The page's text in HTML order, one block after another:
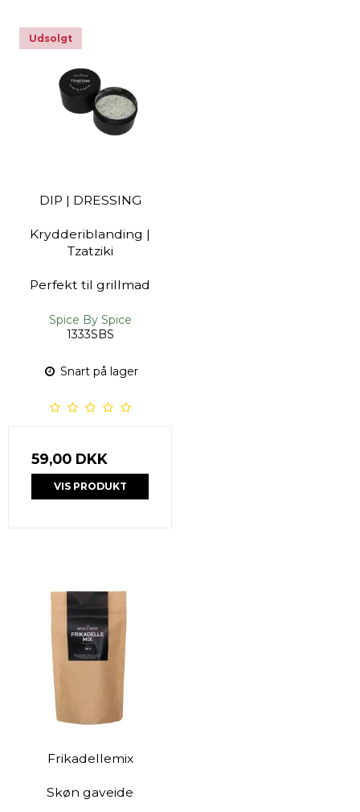
Udsolgt
DIP | DRESSING
Krydderiblanding |
Tzatziki
Perfekt til grillmad
Spice By Spice
1333SBS
Snart på lager
59,00 DKK
VIS PRODUKT
Frikadellemix
Skøn gaveide